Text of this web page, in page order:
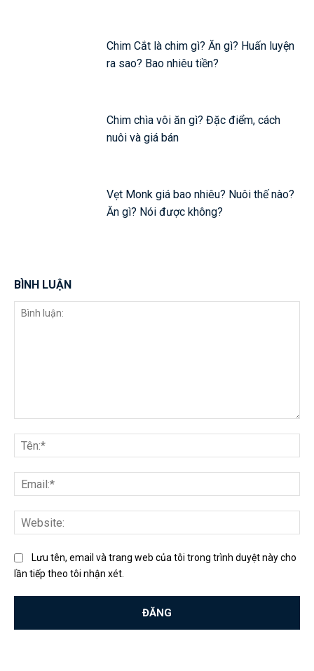
Chim Cắt là chim gì? Ăn gì? Huấn luyện
ra sao? Bao nhiêu tiền?
Chim chìa vôi ăn gì? Đặc điểm, cách
nuôi và giá bán
Vẹt Monk giá bao nhiêu? Nuôi thế nào?
Ăn gì? Nói được không?
BÌNH LUẬN
luận:
Lưu tên, email và trang web của tôi trong trình duyệt này cho
lần tiếp theo tôi nhận xét.